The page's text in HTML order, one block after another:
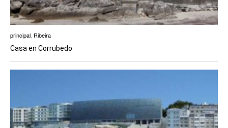
principal Ribeira
Casa en Corrubedo